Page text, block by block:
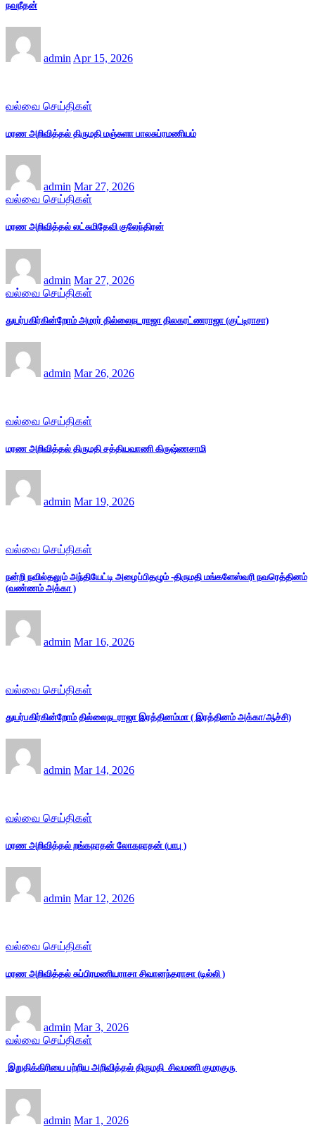
நவநீதன்
admin Apr 15, 2026
வல்வை செய்திகள்
மரண அறிவித்தல் திருமதி மஞ்சுளா பாலசுப்ரமணியம்
admin Mar 27, 2026
வல்வை செய்திகள்
மரண அறிவித்தல் லட்சுமிதேவி குலேந்திரன்
admin Mar 27, 2026
வல்வை செய்திகள்
துயர்பகிர்கின்றோம் அமரர் தில்லைநடராஜா திலகரட்ணராஜா (குட்டிராசா)
admin Mar 26, 2026
வல்வை செய்திகள்
மரண அறிவித்தல் திருமதி சத்தியவாணி கிருஷ்ணசாமி
admin Mar 19, 2026
வல்வை செய்திகள்
நன்றி நவில்தலும் அந்தியேட்டி அழைப்பிதழும் -திருமதி மங்களேஸ்வரி நவரெத்தினம்
(வண்ணம் அக்கா )
admin Mar 16, 2026
வல்வை செய்திகள்
துயர்பகிர்கின்றோம் தில்லைநடராஜா இரத்தினம்மா ( இரத்தினம் அக்கா/ஆச்சி)
admin Mar 14, 2026
வல்வை செய்திகள்
மரண அறிவித்தல் றங்கநாதன் லோகநாதன் (பாபு )
admin Mar 12, 2026
வல்வை செய்திகள்
மரண அறிவித்தல் சுப்பிரமணியராசா சிவானந்தராசா (டில்லி )
admin Mar 3, 2026
வல்வை செய்திகள்
இறுதிக்கிரியை பற்றிய அறிவித்தல் திருமதி சிவமணி குமரகுரு
admin Mar 1, 2026